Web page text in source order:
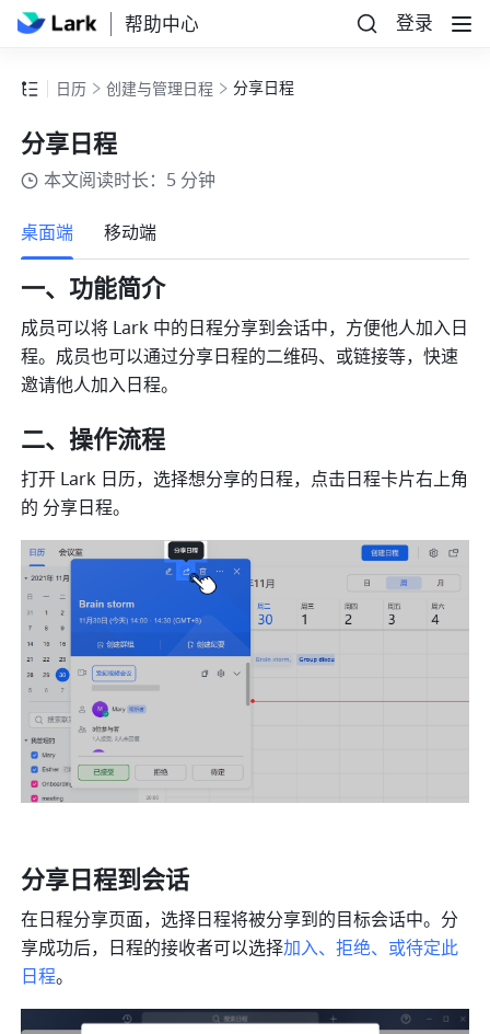
帮助中心 登录
日历 创建与管理日程 分享日程
分享日程
本文阅读时长：5 分钟
桌面端
移动端
一、功能简介
成员可以将 Lark 中的日程分享到会话中，方便他人加入日
程。成员也可以通过分享日程的二维码、或链接等，快速
邀请他人加入日程。
二、操作流程
打开 Lark 日历，选择想分享的日程，点击日程卡片右上角
的 分享日程。
分享日程到会话
在日程分享页面，选择日程将被分享到的目标会话中。分
享成功后，日程的接收者可以选择加入、拒绝、或待定此
日程。